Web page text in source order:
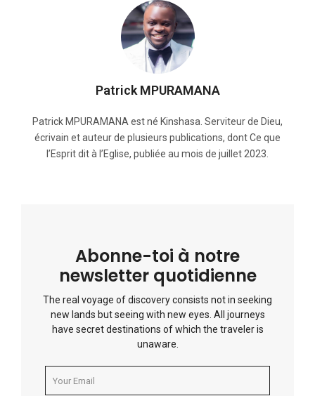
Patrick MPURAMANA
Patrick MPURAMANA est né Kinshasa. Serviteur de Dieu,
écrivain et auteur de plusieurs publications, dont Ce que
l’Esprit dit à l’Eglise, publiée au mois de juillet 2023.
Abonne-toi à notre
newsletter quotidienne
The real voyage of discovery consists not in seeking
new lands but seeing with new eyes. All journeys
have secret destinations of which the traveler is
unaware.